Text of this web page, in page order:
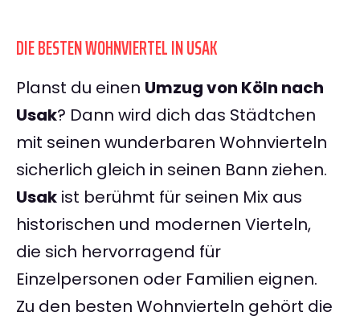
DIE BESTEN WOHNVIERTEL IN USAK
Planst du einen Umzug von Köln nach
Usak? Dann wird dich das Städtchen
mit seinen wunderbaren Wohnvierteln
sicherlich gleich in seinen Bann ziehen.
Usak ist berühmt für seinen Mix aus
historischen und modernen Vierteln,
die sich hervorragend für
Einzelpersonen oder Familien eignen.
Zu den besten Wohnvierteln gehört die